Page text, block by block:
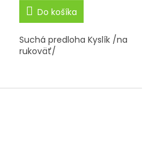
Do košíka
Suchá predloha Kyslík /na
rukoväť/